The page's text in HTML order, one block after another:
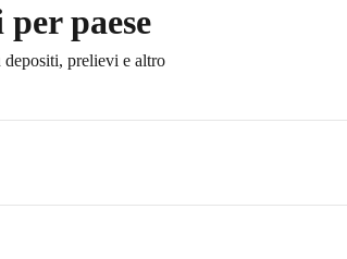
paese
depositi, prelievi e altro